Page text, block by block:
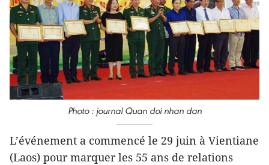
Photo : journal Quan doi nhan dan
L’événement a commencé le 29 juin à Vientiane
(Laos) pour marquer les 55 ans de relations